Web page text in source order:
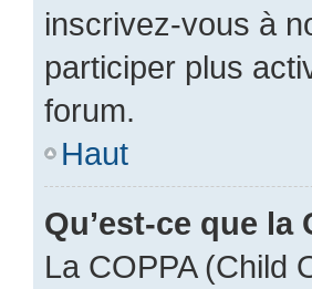
inscrivez-vous à
participer plus
forum.
Haut
Qu’est-ce que la
La COPPA (Child